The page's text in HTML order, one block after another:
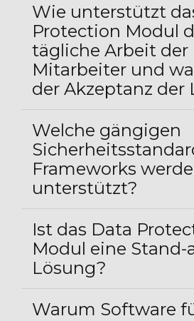
Wie unterstützt
Protection Modul
tägliche Arbeit der
Mitarbeiter und
der Akzeptanz der
Welche gängigen
Frameworks
unterstützt?
Ist das Data
Modul eine Stand-
Lösung?
Warum Software